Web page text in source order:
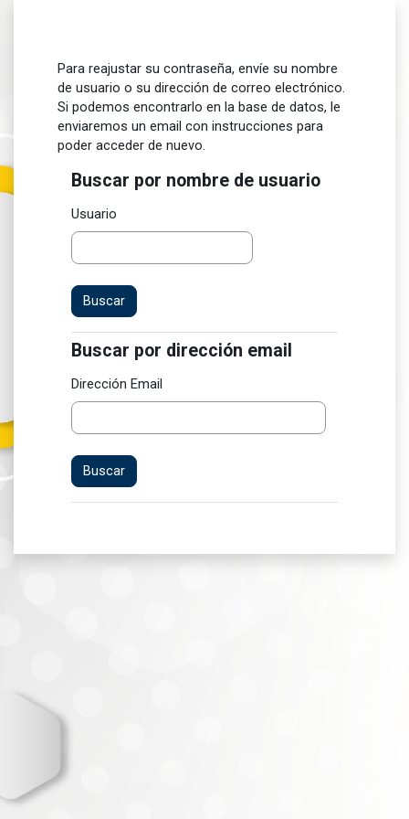
Para reajustar su contraseña, envíe su nombre
de usuario o su dirección de correo electrónico.
Si podemos encontrarlo en la base de datos, le
enviaremos un email con instrucciones para
poder acceder de nuevo.
Buscar por nombre de usuario
Buscar por nombre de usuario
Usuario
Buscar por dirección email
Buscar por dirección email
Dirección Email